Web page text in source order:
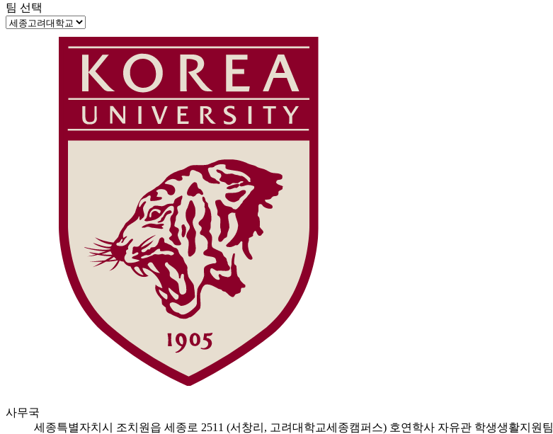
팀 선택
사무국
세종특별자치시 조치원읍 세종로 2511 (서창리, 고려대학교세종캠퍼스) 호연학사 자유관 학생생활지원팀